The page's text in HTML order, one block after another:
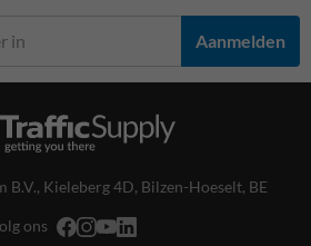
Aanmelden
B.V., Kieleberg 4D, Bilzen-Hoeselt, BE
ons